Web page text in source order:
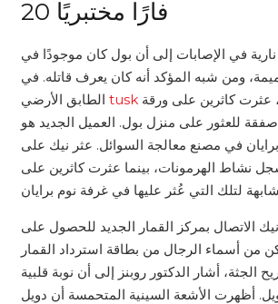
20 فأرًا مختبريًا
في الإصابات إلى أن بول كان موجودًا في
ومن شبه المؤكد أنه كان يعرف قاتله. في
، عثرت كاثرين على ورقة
للعثور على منزل بول. العميل الجديد هو
في مصنع معالجة السوائل. عثر نيك على
نشاط الهرمونات، بينما عثرت كاثرين على
الاتصال بمركز القمار الجديد للحصول على
من أسماء الرجال من بطاقة استرداد القمار
الجثة، أشار الدكتور روبنز إلى أن نوبة قلبية
أظهرت الأشعة السينية المتحمسة أن دويل